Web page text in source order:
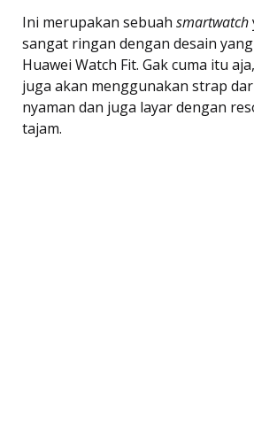
Ini merupakan sebuah smartwatch
sangat ringan dengan desain
Huawei Watch Fit. Gak cuma itu
juga akan menggunakan strap
nyaman dan juga layar dengan
tajam.